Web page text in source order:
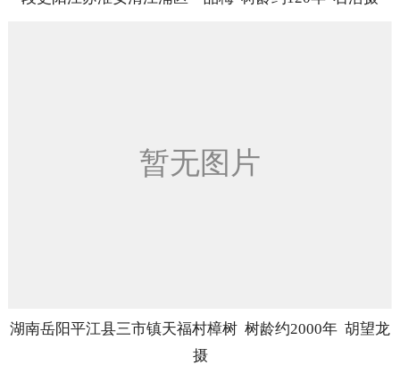
湖南岳阳平江县三市镇天福村樟树 树龄约2000年 胡望龙
摄